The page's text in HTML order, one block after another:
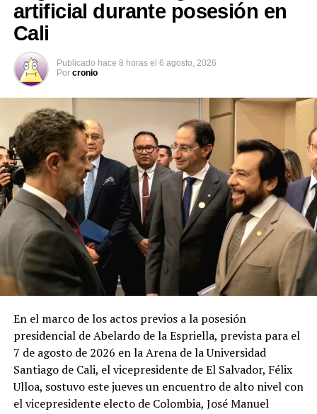
Seguridad, Rogelio Rivas,
responde a Medardo
González y al FMLN: «El
pueblo ya abrió los ojos y se
dio cuenta quienes son
ustedes»
10 noviembre, 2019
En «Política»
políticos juventud de FMLN y
24 agosto, 2018
En «Política»
Fórmula presidencial del
FMLN se inscribe ante el TSE
10 octubre, 2018
En «Política»
RELATED TOPICS:
ARENA
CRISIS POLÍTICA
FMLÑ
UP NEXT
Detienen a tres personas tras agredir a hombre en
artificial durante posesión en
Cali
Publicado hace 8 horas el 6 agosto, 2026
Por cronio
En el marco de los actos previos a la posesión
presidencial de Abelardo de la Espriella, prevista para el
7 de agosto de 2026 en la Arena de la Universidad
Santiago de Cali, el vicepresidente de El Salvador, Félix
Ulloa, sostuvo este jueves un encuentro de alto nivel con
el vicepresidente electo de Colombia, José Manuel